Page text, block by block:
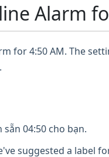
Alarm
for 4:50 AM. The
04:50 cho bạn.
suggested a label